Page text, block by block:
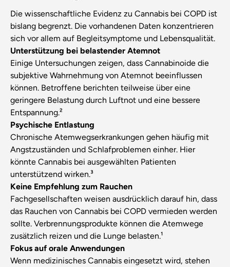
Die wissenschaftliche Evidenz zu Cannabis bei COPD ist
bislang begrenzt. Die vorhandenen Daten konzentrieren
sich vor allem auf Begleitsymptome und Lebensqualität.
Unterstützung bei belastender Atemnot
Einige Untersuchungen zeigen, dass Cannabinoide die
subjektive Wahrnehmung von Atemnot beeinflussen
können. Betroffene berichten teilweise über eine
geringere Belastung durch Luftnot und eine bessere
Entspannung.²
Psychische Entlastung
Chronische Atemwegserkrankungen gehen häufig mit
Angstzuständen und Schlafproblemen einher. Hier
könnte Cannabis bei ausgewählten Patienten
unterstützend wirken.³
Keine Empfehlung zum Rauchen
Fachgesellschaften weisen ausdrücklich darauf hin, dass
das Rauchen von Cannabis bei COPD vermieden werden
sollte. Verbrennungsprodukte können die Atemwege
zusätzlich reizen und die Lunge belasten.¹
Fokus auf orale Anwendungen
Wenn medizinisches Cannabis eingesetzt wird, stehen